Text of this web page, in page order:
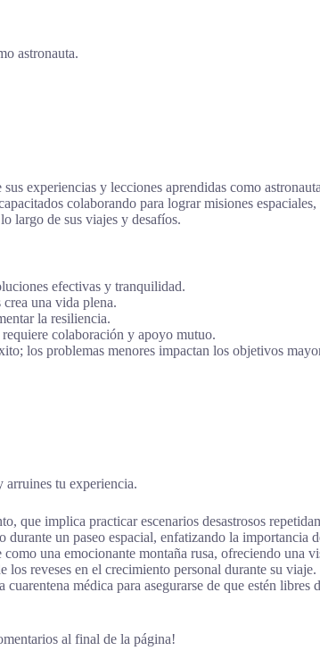
astronauta.
experiencias y lecciones aprendidas como
colaborando para lograr misiones
largo de sus viajes y desafíos.
efectivas y tranquilidad.
una vida plena.
la resiliencia.
colaboración y apoyo mutuo.
los problemas menores impactan los objetivos
arruines tu experiencia.
que implica practicar escenarios desastrosos
un paseo espacial, enfatizando la importancia
una emocionante montaña rusa, ofreciendo una
reveses en el crecimiento personal durante su viaje.
cuarentena médica para asegurarse de que estén
al final de la página!